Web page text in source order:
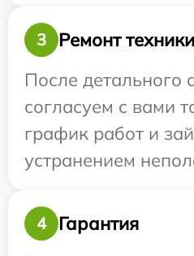
3
Ремонт техники
После детального
согласуем с вами
график работ и
устранением
4
Гарантия